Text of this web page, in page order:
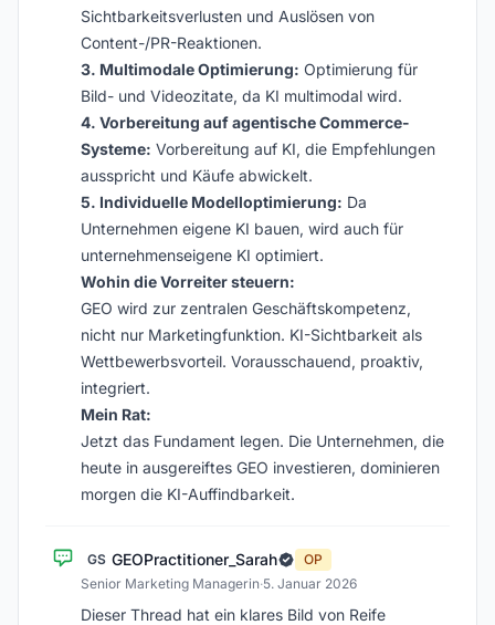
Sichtbarkeitsverlusten und Auslösen von
Content-/PR-Reaktionen.
3. Multimodale Optimierung: Optimierung für
Bild- und Videozitate, da KI multimodal wird.
4. Vorbereitung auf agentische Commerce-
Systeme: Vorbereitung auf KI, die Empfehlungen
ausspricht und Käufe abwickelt.
5. Individuelle Modelloptimierung: Da
Unternehmen eigene KI bauen, wird auch für
unternehmenseigene KI optimiert.
Wohin die Vorreiter steuern:
GEO wird zur zentralen Geschäftskompetenz,
nicht nur Marketingfunktion. KI-Sichtbarkeit als
Wettbewerbsvorteil. Vorausschauend, proaktiv,
integriert.
Mein Rat:
Jetzt das Fundament legen. Die Unternehmen, die
heute in ausgereiftes GEO investieren, dominieren
morgen die KI-Auffindbarkeit.
GS GEOPractitioner_Sarah
OP
Senior Marketing Managerin·5. Januar 2026
Dieser Thread hat ein klares Bild von Reife